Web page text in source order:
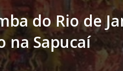
do Rio de
na Sapucaí